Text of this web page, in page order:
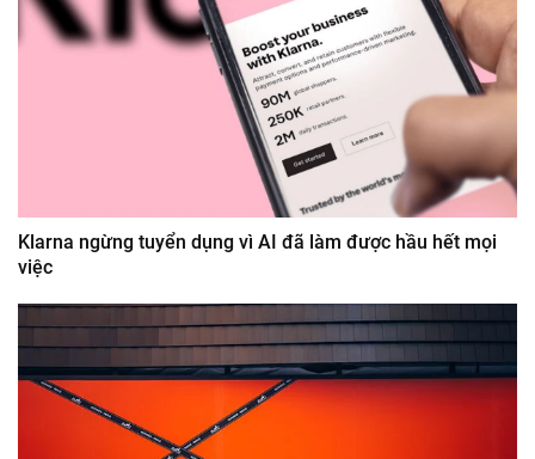
Klarna ngừng tuyển dụng vì AI đã làm được hầu hết mọi
việc